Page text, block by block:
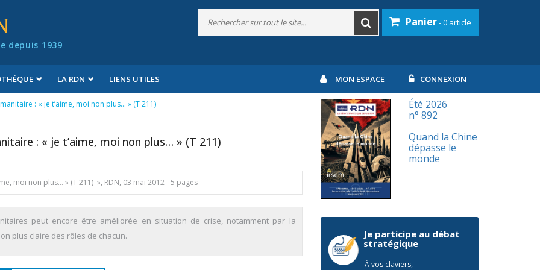
depuis 1939
Panier- 0 article
LA RDN LIENS UTILES MON ESPACE CONNEXION
: « je t’aime, moi non plus… » (T 211)
: « je t’aime, moi non plus… » (T 211)
moi non plus… » (T 211) », RDN, 03 mai 2012 - 5 pages
peut encore être améliorée en situation de crise, notamment par la
plus claire des rôles de chacun.
Été 2026
n° 892
Quand la Chine
dépasse le
monde
Je participe au débat
stratégique
À vos claviers,